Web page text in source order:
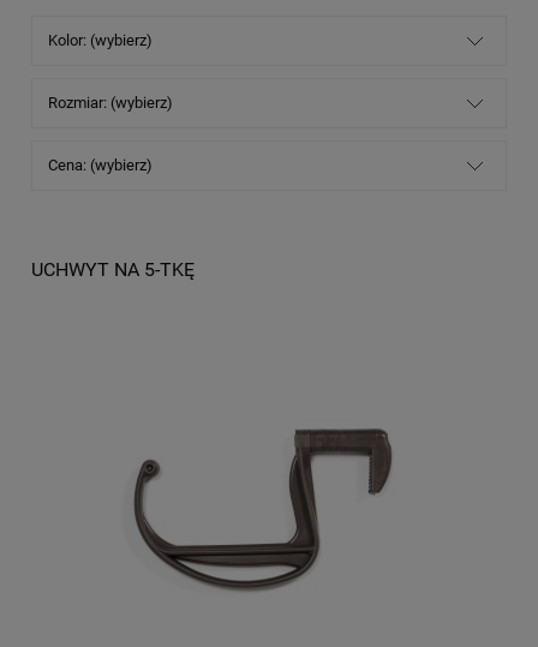
Kolor: (wybierz)
Rozmiar: (wybierz)
Cena: (wybierz)
UCHWYT NA 5-TKĘ